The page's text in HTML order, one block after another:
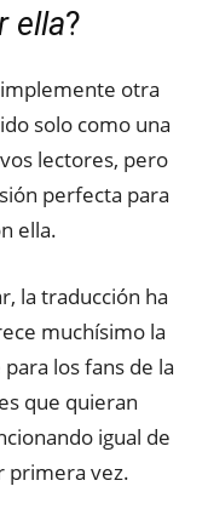
ella?
otra
solo como una
lectores, pero
perfecta para
ella.
la traducción ha
muchísimo la
los fans de la
que quieran
igual de
primera vez.